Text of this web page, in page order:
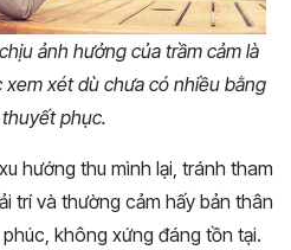
ảnh hưởng của trầm cảm là
xét dù chưa có nhiều bằng
phục.
hướng thu mình lại, tránh tham
trí và thường cảm hấy bản thân
không xứng đáng tồn tại.